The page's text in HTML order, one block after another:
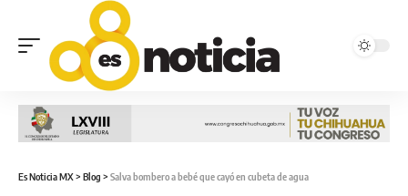
Es Noticia MX> Blog > Salva bombero a bebé que cayó en cubeta de agua